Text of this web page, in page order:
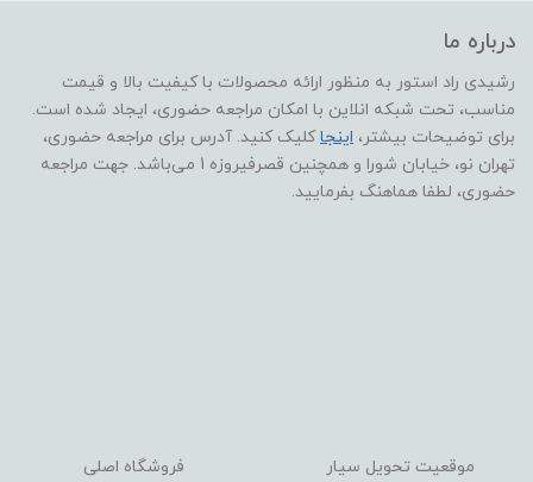
درباره ما
رشیدی راد استور به منظور ارائه محصولات با کیفیت بالا و قیمت
مناسب، تحت شبکه انلاین با امکان مراجعه حضوری، ایجاد شده است.
برای توضیحات بیشتر، اینجاکلیک کنید. آدرس برای مراجعه حضوری،
تهران نو، خیابان شورا و همچنین قصرفیروزه 1 می‌باشد. جهت مراجعه
حضوری، لطفا هماهنگ بفرمایید.
موقعیت تحویل سیار فروشگاه اصلی